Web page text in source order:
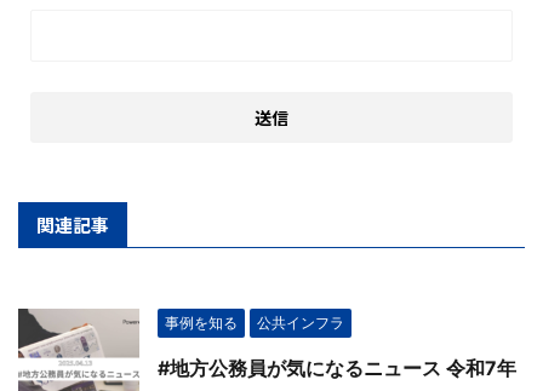
関連記事
事例を知る 公共インフラ
#地方公務員が気になるニュース 令和7年